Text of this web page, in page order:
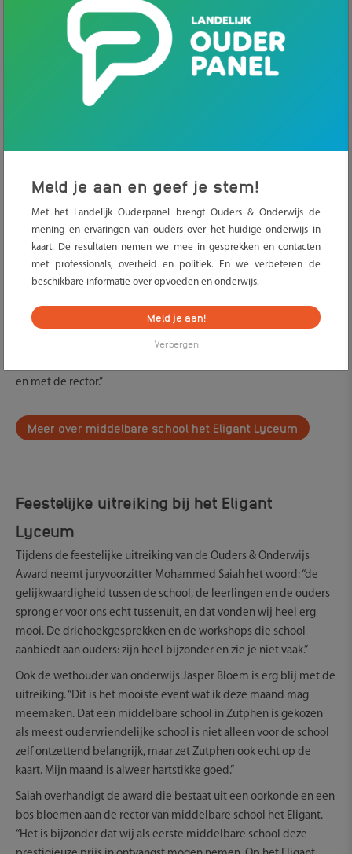
kind. Ouderbetrokkenheid is dus erg waardevol. Om die reden
wil Ouders & Onderwijs oudervriendelijke scholen in het
zonnetje te zetten.
Bijna 100 ouders nomineerden de school van hun kind voor deze
unieke award. Een vakjury maakte per schoolsoort een selectie
van drie bijzondere, oudervriendelijke scholen. Het publiek kon
Lyceum en de Schakel!
Middelbare school het Eligant Lyceum
Het Eligant Lyceum wint de award voor meest oudervriendelijke
middelbare school dankzij hun open en toegankelijke houding
naar ouders. Op veel plekken in de school staat de deur altijd
open. Of het nu gaat om een vraag over de administratie of een
gesprek met de directeur, ouders ervaren de school als
benaderbaar en betrokken. Een van de ouders geeft aan:
en met de rector.”
Meer over middelbare school het Eligant Lyceum
Feestelijke uitreiking bij het Eligant
Lyceum
Tijdens de feestelijke uitreiking van de Ouders & Onderwijs
Award neemt juryvoorzitter Mohammed Saiah het woord: “de
gelijkwaardigheid tussen de school, de leerlingen en de ouders
sprong er voor ons echt tussenuit, en dat vonden wij heel erg
mooi. De driehoekgesprekken en de workshops die school
aanbiedt aan ouders: zijn heel bijzonder en zie je niet vaak.”
Ook de wethouder van onderwijs Jasper Bloem is erg blij met de
uitreiking. “Dit is het mooiste event wat ik deze maand mag
meemaken. Dat een middelbare school in Zutphen is gekozen
als meest oudervriendelijke school is niet alleen voor de school
zelf ontzettend belangrijk, maar zet Zutphen ook echt op de
kaart. Mijn maand is alweer hartstikke goed.”
Saiah overhandigt de award die bestaat uit een oorkonde en een
bos bloemen aan de rector van middelbare school het Eligant.
“Het is bijzonder dat wij als eerste middelbare school deze
Meld je aan en geef je stem!
Met het Landelijk Ouderpanel brengt Ouders & Onderwijs de
mening en ervaringen van ouders over het huidige onderwijs in
kaart. De resultaten nemen we mee in gesprekken en contacten
met professionals, overheid en politiek. En we verbeteren de
beschikbare informatie over opvoeden en onderwijs.
Meld je aan!
Verbergen